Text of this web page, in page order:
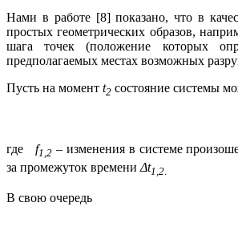
Нами в работе [8] показано, что в
простых геометрических образов,
шага точек (положение которых
предполагаемых местах возможных
Пусть на момент t2 состояние системы
где f1,2– изменения в системе
за промежуток времени Δt1,2
В свою очередь